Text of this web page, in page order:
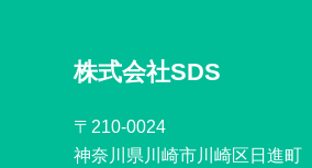
株式会社SDS
〒210-0024
神奈川県川崎市川崎区日進町